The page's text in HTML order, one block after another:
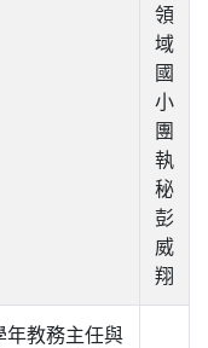
領
域
國
小
團
執
秘
彭
威
翔
年教務主任與